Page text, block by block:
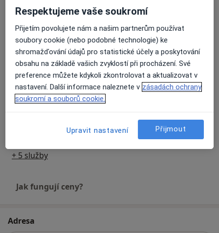
Diagnostické vyšetření
Detaily
Klinické vyšetření
Detaily
Kyselina hyaluronová
Detaily
+ 5 služby
Jak fungují ceny?
Adresa
Respektujeme vaše soukromí
Přijetím povolujete nám a našim partnerům používat
soubory cookie (nebo podobné technologie) ke
shromažďování údajů pro statistické účely a poskytování
obsahu na základě vašich zvyklostí při procházení. Své
preference můžete kdykoli zkontrolovat a aktualizovat v
nastavení. Další informace naleznete v zásadách ochrany
soukromí a souborů cookie.
Upravit nastavení Přijmout